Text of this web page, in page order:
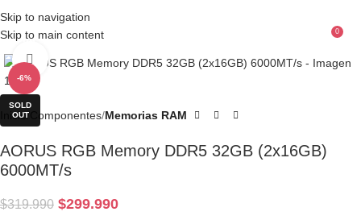
Skip to navigation
Skip to main content
Menu
0
-6%
SOLD
OUT
Click to enlarge
Inicio Componentes Memorias RAM
AORUS RGB Memory DDR5 32GB (2x16GB)
6000MT/s
$319.990 $299.990